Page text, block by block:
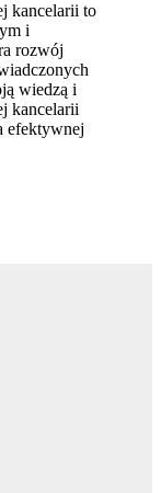
kancelarii to
i
rozwój
wiedzą i
kancelarii
efektywnej